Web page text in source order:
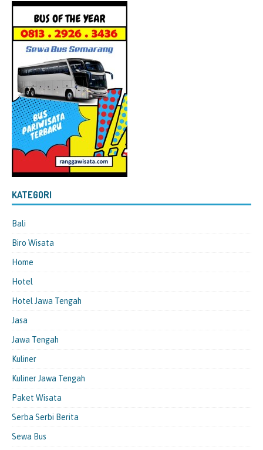
KATEGORI
Bali
Biro Wisata
Home
Hotel
Hotel Jawa Tengah
Jasa
Jawa Tengah
Kuliner
Kuliner Jawa Tengah
Paket Wisata
Serba Serbi Berita
Sewa Bus